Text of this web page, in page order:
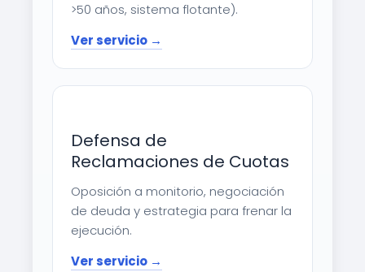
>50 años, sistema flotante).
Ver servicio →
Defensa de
Reclamaciones de Cuotas
Oposición a monitorio, negociación
de deuda y estrategia para frenar la
ejecución.
Ver servicio →